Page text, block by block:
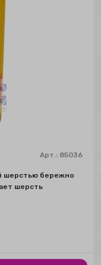
Арт.: 85036
шерстью бережно
шерсть